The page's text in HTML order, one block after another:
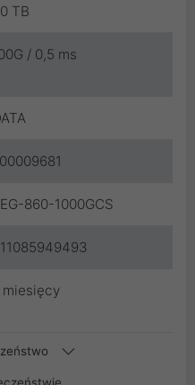
TB
/ 0,5 ms
860-1000GCS
miesięcy